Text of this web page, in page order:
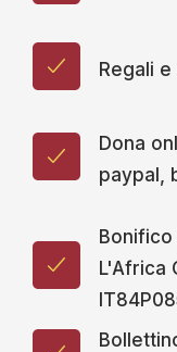
Regali
Dona
paypal,
L'Africa